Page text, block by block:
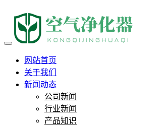
网站首页
关于我们
新闻动态
公司新闻
行业新闻
产品知识